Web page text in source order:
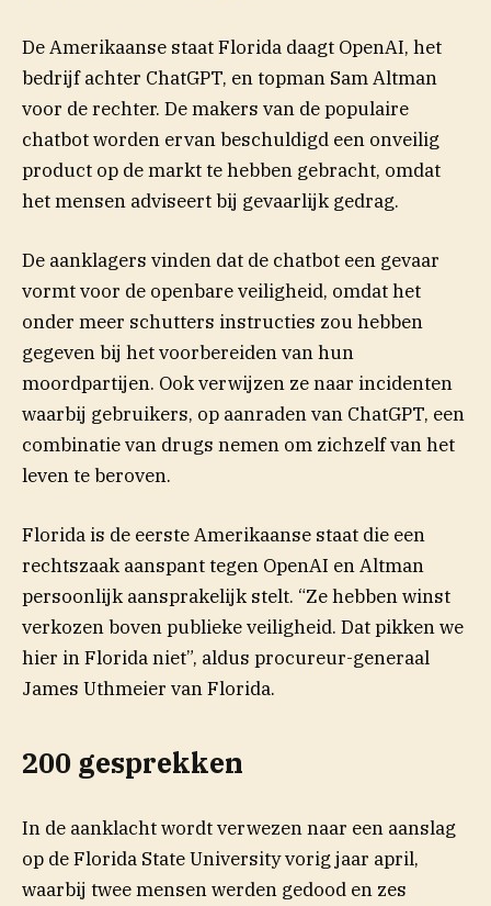
De Amerikaanse staat Florida daagt OpenAI, het
bedrijf achter ChatGPT, en topman Sam Altman
voor de rechter. De makers van de populaire
chatbot worden ervan beschuldigd een onveilig
product op de markt te hebben gebracht, omdat
het mensen adviseert bij gevaarlijk gedrag.
De aanklagers vinden dat de chatbot een gevaar
vormt voor de openbare veiligheid, omdat het
onder meer schutters instructies zou hebben
gegeven bij het voorbereiden van hun
moordpartijen. Ook verwijzen ze naar incidenten
waarbij gebruikers, op aanraden van ChatGPT, een
combinatie van drugs nemen om zichzelf van het
leven te beroven.
Florida is de eerste Amerikaanse staat die een
rechtszaak aanspant tegen OpenAI en Altman
persoonlijk aansprakelijk stelt. “Ze hebben winst
verkozen boven publieke veiligheid. Dat pikken we
hier in Florida niet”, aldus procureur-generaal
James Uthmeier van Florida.
200 gesprekken
In de aanklacht wordt verwezen naar een aanslag
op de Florida State University vorig jaar april,
waarbij twee mensen werden gedood en zes